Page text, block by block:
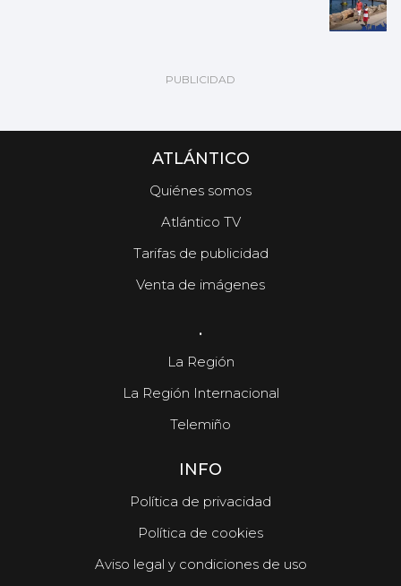
ATLÁNTICO
Quiénes somos
Atlántico TV
Tarifas de publicidad
Venta de imágenes
.
La Región
La Región Internacional
Telemiño
INFO
Política de privacidad
Política de cookies
Aviso legal y condiciones de uso